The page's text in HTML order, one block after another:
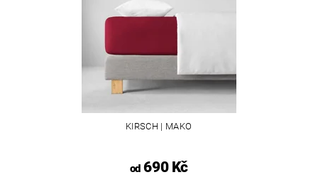
KIRSCH | MAKO
od690 Kč